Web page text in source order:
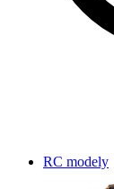
RC modely